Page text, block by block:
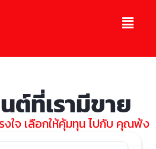
ต์ที่เรามีขาย
งใจ เลือกให้คุ้มทุน ไปกับ คุณพ้ง